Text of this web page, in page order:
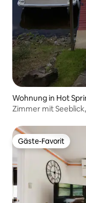
Wohnung in Hot
Zimmer mit
Gäste-Favorit
Gäste-Favorit